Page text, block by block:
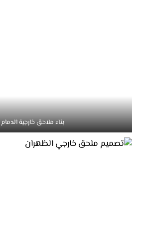
بناء ملاحق خارجية الدمام